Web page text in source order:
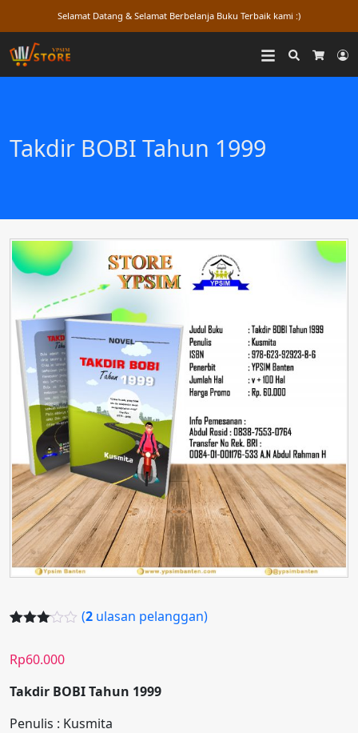
Selamat Datang & Selamat Berbelanja Buku Terbaik kami :)
Search
Takdir BOBI Tahun 1999
dari 5
sarka
n
n
(2 ulasan pelanggan)
Rp60.000
Takdir BOBI Tahun 1999
Penulis : Kusmita